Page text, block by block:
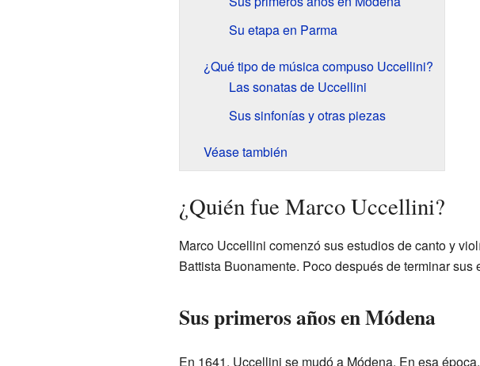
Su etapa en Parma
¿Qué tipo de música compuso Uccellini?
Las sonatas de Uccellini
Sus sinfonías y otras piezas
Véase también
¿Quién fue Marco Uccellini?
Marco Uccellini comenzó sus estudios de canto y
Battista Buonamente. Poco después de terminar sus
Sus primeros años en Módena
En 1641, Uccellini se mudó a Módena. En esa